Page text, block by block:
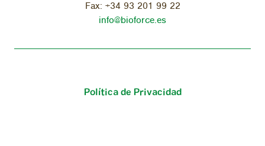
Fax: +34 93 201 99 22
info@bioforce.es
Política de Privacidad